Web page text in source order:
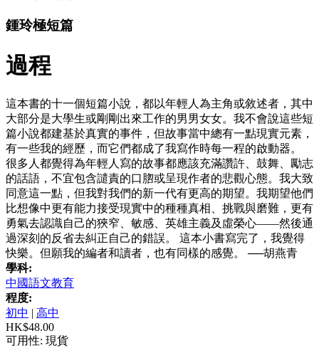
鍾玲極短篇
過程
這本書的十一個短篇小說，都以年輕人為主角或敘述者，其中
大部分是大學生或剛剛出來工作的男男女女。我不會說這些短
篇小說都建基於真實的事件，但故事當中總有一點現實元素，
有一些我的經歷，而它們都成了我寫作時每一程的啟動器。
很多人都覺得為年輕人寫的故事都應該充滿讚許、鼓舞、勵志
的話語，不宜包含譴責的口脗或呈現作者的悲觀心態。我大致
同意這一點，但我對我們的新一代有更高的期望。我期望他們
比想像中更有能力接受現實中的種種真相、挑戰與磨難，更有
勇氣去認識自己的狹窄、敏感、英雄主義及虛榮心——然後通
過深刻的反省去糾正自己的錯誤。 這本小書寫完了，我覺得
快樂。但願我的編者和讀者，也有同樣的感覺。 ──胡燕青
學科:
中國語文教育
程度:
初中 | 高中
HK$48.00
可用性: 現貨